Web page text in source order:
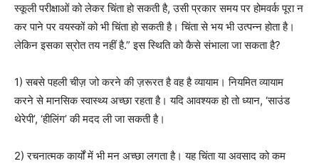
स्कूली परीक्षाओं को लेकर चिंता हो सकती है, उसी प्रकार समय पर होमवर्क पूरा न
कर पाने पर वयस्कों को भी चिंता हो सकती है। चिंता से भय भी उत्पन्न होता है।
लेकिन इसका स्रोत तय नहीं है.” इस स्थिति को कैसे संभाला जा सकता है?
1) सबसे पहली चीज़ जो करने की ज़रूरत है वह है व्यायाम। नियमित व्यायाम
करने से मानसिक स्वास्थ्य अच्छा रहता है। यदि आवश्यक हो तो ध्यान, ‘साउंड
थेरेपी’, ‘हीलिंग’ की मदद ली जा सकती है।
2) रचनात्मक कार्यों में भी मन अच्छा लगता है। यह चिंता या अवसाद को कम